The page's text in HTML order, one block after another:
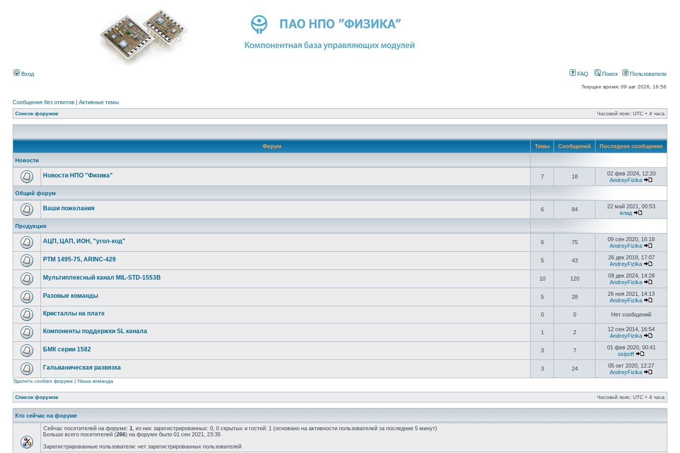
Вход FAQ Поиск Пользователи
Текущее время: 09 авг 2026, 16:58
Сообщения без ответов | Активные темы
Список форумов Часовой пояс: UTC + 4 часа
Форум Темы Сообщений Последнее сообщение
Новости
Новости НПО "Физика" 7 18
02 фев 2024, 12:20
AndreyFizika
Общий форум
Ваши пожелания 6 84
22 май 2021, 00:53
влад
Продукция
АЦП, ЦАП, ИОН, "угол-код" 6 75
09 сен 2020, 16:18
AndreyFizika
РТМ 1495-75, ARINC-429 5 43
26 дек 2019, 17:07
AndreyFizika
Мультиплексный канал MIL-STD-1553B 10 120
09 дек 2024, 14:28
AndreyFizika
Разовые команды 5 28
26 ноя 2021, 14:13
AndreyFizika
Кристаллы на плате 0 0 Нет сообщений
Компоненты поддержки SL канала 1 2
12 сен 2014, 16:54
AndreyFizika
БМК серии 1582 3 7
01 фев 2020, 00:41
osipoff
Гальваническая развязка 3 24
05 окт 2020, 12:27
AndreyFizika
Удалить cookies форума | Наша команда
Список форумов Часовой пояс: UTC + 4 часа
Кто сейчас на форуме
Сейчас посетителей на форуме: 1 , из них зарегистрированных: 0, 0 скрытых и гостей: 1 (основано на активности пользователей за последние 5 минут)
Больше всего посетителей (266) на форуме было 01 сен 2021, 23:35
Зарегистрированные пользователи: нет зарегистрированных пользователей